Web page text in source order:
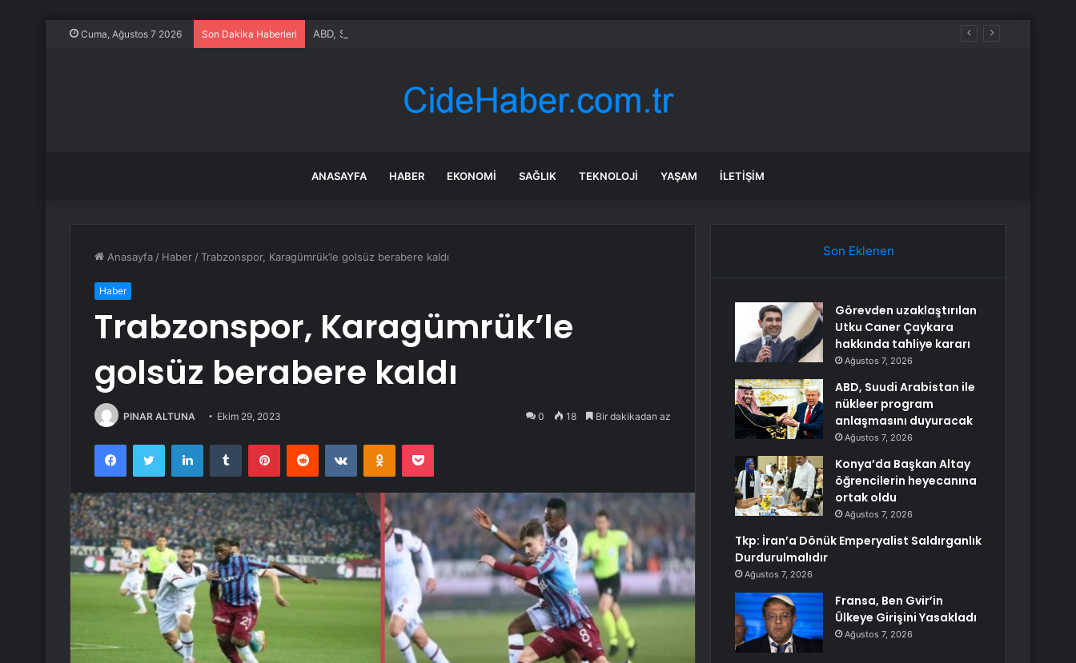
Cuma, Ağustos 7 2026 Son Dakika Haberleri ABD, Suudi Arabistan ile nükleer program anlaşmasını duyuracak
ANASAYFA HABER EKONOMI SAĞLIK TEKNOLOJI YAŞAM İLETIŞIM
Anasayfa / Haber /Trabzonspor, Karagümrük’le golsüz berabere kaldı
Haber
Trabzonspor, Karagümrük’le
golsüz berabere kaldı
PINAR ALTUNA Ekim 29, 2023 0 18 Bir dakikadan az
FacebookTwitter LinkedInTumblr PinterestReddit VKontakteOdnoklassniki
Pocket
Son Eklenen
Görevden uzaklaştırılan
Utku Caner Çaykara
hakkında tahliye kararı
Ağustos 7, 2026
ABD, Suudi Arabistan ile
nükleer program
anlaşmasını duyuracak
Ağustos 7, 2026
Konya’da Başkan Altay
öğrencilerin heyecanına
ortak oldu
Ağustos 7, 2026
Tkp: İran’a Dönük Emperyalist Saldırganlık
Durdurulmalıdır
Ağustos 7, 2026
Fransa, Ben Gvir’in
Ülkeye Girişini Yasakladı
Ağustos 7, 2026